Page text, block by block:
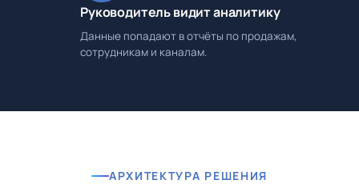
Руководитель видит аналитику
Данные попадают в отчёты по продажам,
сотрудникам и каналам.
АРХИТЕКТУРА РЕШЕНИЯ